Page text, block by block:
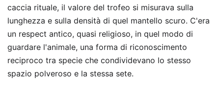
caccia rituale, il valore del trofeo si misurava sulla
lunghezza e sulla densità di quel mantello scuro. C'era
un respect antico, quasi religioso, in quel modo di
guardare l'animale, una forma di riconoscimento
reciproco tra specie che condividevano lo stesso
spazio polveroso e la stessa sete.